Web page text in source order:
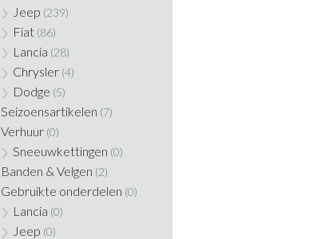
Jeep (239)
Fiat (86)
Lancia (28)
Chrysler (4)
Dodge (5)
Seizoensartikelen (7)
Verhuur (0)
Sneeuwkettingen (0)
Banden & Velgen (2)
Gebruikte onderdelen (0)
Lancia (0)
Jeep (0)